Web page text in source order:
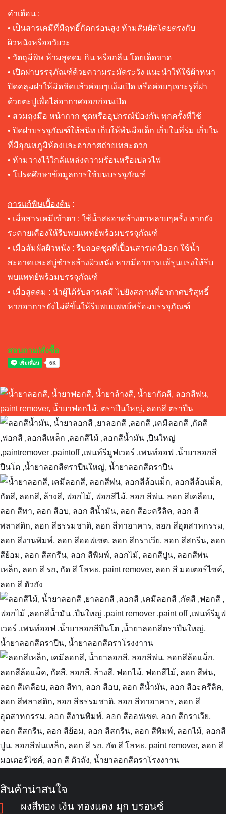
คำเตือน :
• เป็นสารเคมีที่มีฤทธิ์กัดกร่อนสูง ห้ามสัมผัสโดยตรงกับ
ผิวหนังหรืออวัยวะ
• วัตถุมีพิษ ห้ามสูดดม กิน หรือกลืน โดยเด็ดขาด
• เปิดฝาบรรจุภัณฑ์ด้วยความระมัดระวัง แนะนำให้ใช้ผ้าหนา
ปิดคลุมฝาให้มิดชิดแล้วค่อยๆแง้มเปิด หรือค่อยๆเจาะรูที่ฝา
ด้วยตะปูเพื่อไล่อากาศออกก่อนเปิด
• สวมถุงมือ หน้ากาก ชุดหรืออุปกรณ์ป้องกัน ทุกครั้งที่ใช้
• ปิดฝาบรรจุภัณฑ์ให้สนิท เก็บให้พ้นมือเด็ก เก็บในที่ร่ม เก็บใน
ที่มีอุณหภูมิห้องและอากาศถ่ายเทสะดวก
• ห้ามวางไว้ใกล้แหล่งความร้อนหรือเปลวไฟ
• โปรดศึกษาข้อมูลการใช้บนบรรจุภัณฑ์
การแก้พิษเบื้องต้น :
• เมื่อสารเคมีเข้าตา : ใช้น้ำสะอาดล้างตาหลายๆครั้ง หากยัง
ระคายเคืองให้รีบพบแพทย์พร้อมบรรจุภัณฑ์
• เมื่อสัมผัสผิวหนัง : รีบถอดชุดที่เปื้อนสารเคมีออก ใช้น้ำ
สะอาดและสบู่ชำระล้างผิวหนัง หากมีอาการแพ้รุนแรงให้รีบ
พบแพทย์พร้อมบรรจุภัณฑ์
• เมื่อสูดดม : นำผู้ได้รับสารเคมี ไปยังสภานที่อากาศบริสุทธิ์
หากอาการยังไม่ดีขึ้นให้รีบพบแพทย์พร้อมบรรจุภัณฑ์
สอบถาม/สั่งซื้อ
สินค้าน่าสนใจ
ผงสีทอง เงิน ทองแดง มุก บรอนซ์